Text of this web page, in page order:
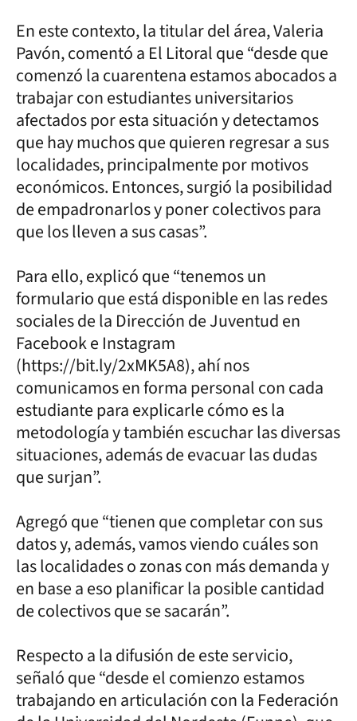
En este contexto, la titular del área, Valeria
Pavón, comentó a El Litoral que “desde que
comenzó la cuarentena estamos abocados a
trabajar con estudiantes universitarios
afectados por esta situación y detectamos
que hay muchos que quieren regresar a sus
localidades, principalmente por motivos
económicos. Entonces, surgió la posibilidad
de empadronarlos y poner colectivos para
que los lleven a sus casas”.
Para ello, explicó que “tenemos un
formulario que está disponible en las redes
sociales de la Dirección de Juventud en
Facebook e Instagram
(https://bit.ly/2xMK5A8), ahí nos
comunicamos en forma personal con cada
estudiante para explicarle cómo es la
metodología y también escuchar las diversas
situaciones, además de evacuar las dudas
que surjan”.
Agregó que “tienen que completar con sus
datos y, además, vamos viendo cuáles son
las localidades o zonas con más demanda y
en base a eso planificar la posible cantidad
de colectivos que se sacarán”.
Respecto a la difusión de este servicio,
señaló que “desde el comienzo estamos
trabajando en articulación con la Federación